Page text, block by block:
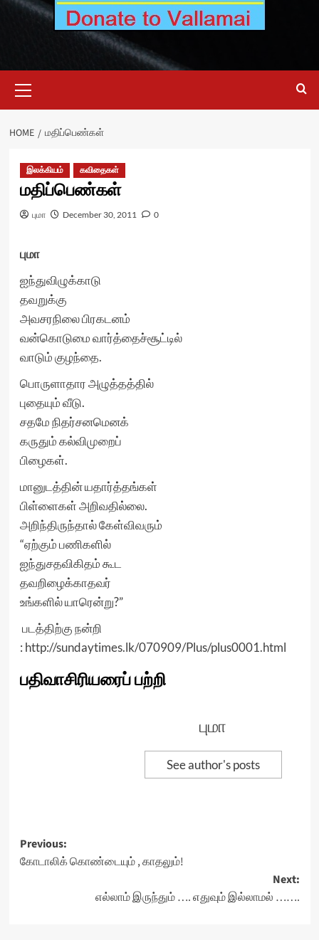
Menu
HOME மதிப்பெண்கள்
இலக்கியம் கவிதைகள்
மதிப்பெண்கள்
புமா December 30, 2011 0
புமா
ஐந்துவிழுக்காடு
தவறுக்கு
அவசரநிலை பிரகடனம்
வன்கொடுமை வார்த்தைச்சூட்டில்
வாடும் குழந்தை.
பொருளாதார அழுத்தத்தில்
புதையும் வீடு.
சதமே நிதர்சனமெனக்
கருதும் கல்விமுறைப்
பிழைகள்.
மானுடத்தின் யதார்த்தங்கள்
பிள்ளைகள் அறிவதில்லை.
அறிந்திருந்தால் கேள்விவரும்
“ஏற்கும் பணிகளில்
ஐந்துசதவிகிதம் கூட
தவறிழைக்காதவர்
உங்களில் யாரென்று?”
படத்திற்கு நன்றி
: http://sundaytimes.lk/070909/Plus/plus0001.html
பதிவாசிரியரைப் பற்றி
புமா
See author's posts
Post
navigation
Previous:
கோடாலிக் கொண்டையும் , காதலும்!
Next:
எல்லாம் இருந்தும் …. எதுவும் இல்லாமல் …….